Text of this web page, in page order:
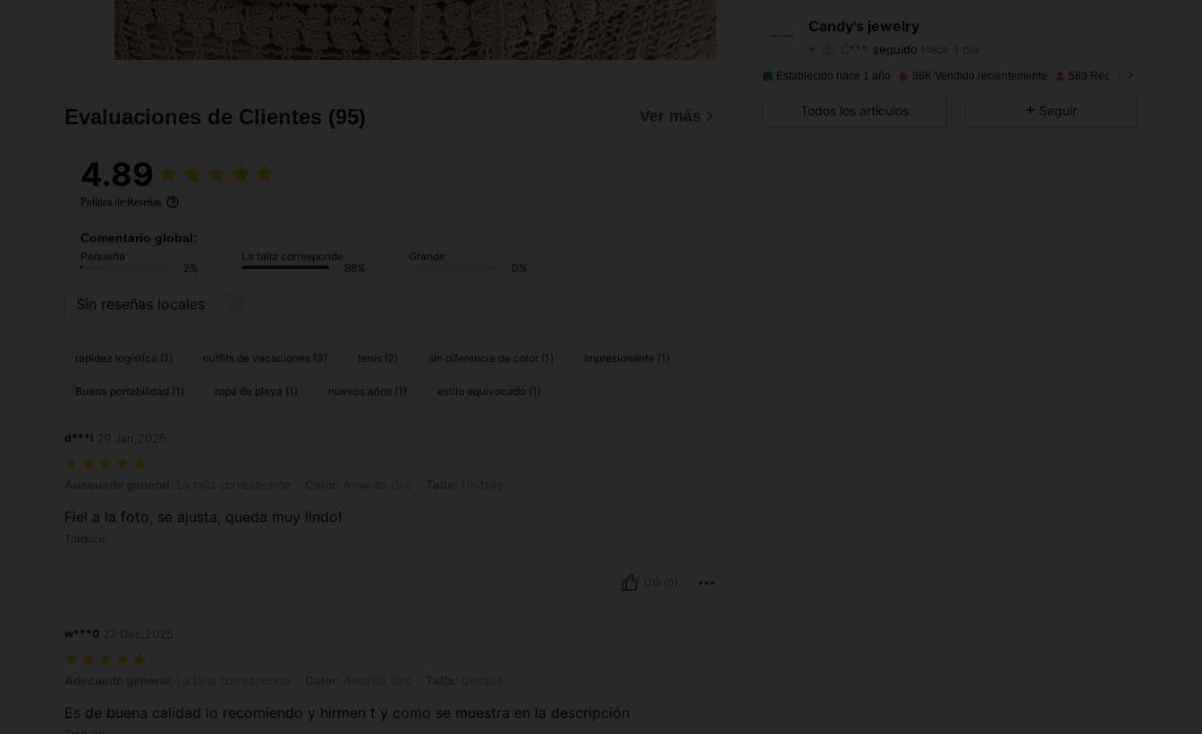
Evaluaciones de Clientes (95) Ver más
4.89
Política de Reseñas
Comentario global:
Pequeña
2%
La talla corresponde
98%
Grande
0%
Sin reseñas locales
rapidez logística (1) outfits de vacaciones (3) tenis (2) sin diferencia de color (1) impresionante (1)
Buena portabilidad (1) ropa de playa (1) nuevos años (1) estilo equivocado (1)
d***i
Fiel a la foto, se ajusta, queda muy lindo!
Traducir
w***0
Es de buena calidad lo recomiendo y hirmen t y como se muestra en la descripción
Candy's jewelry
4.85
150
C***.seguido
4.85 Calificación 150
4.85 150
160
4.85
Establecido hace 1 año 36K Vendido recientemente 583 Recompra
Todos los artículos Seguir